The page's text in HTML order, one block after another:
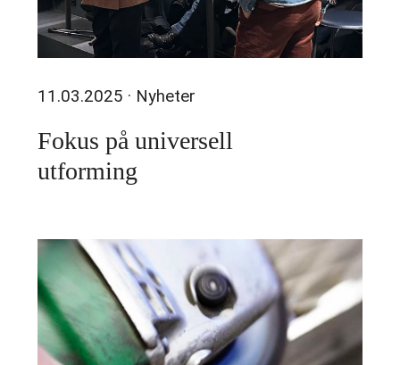
11.03.2025 · Nyheter
Fokus på universell
utforming